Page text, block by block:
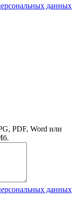
данных
PDF, Word или
данных